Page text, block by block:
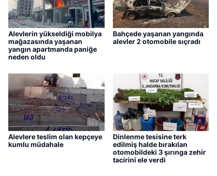
Alevlerin yükseldiği mobilya
mağazasında yaşanan
yangın apartmanda paniğe
neden oldu
Bahçede yaşanan yangında
alevler 2 otomobile sıçradı
Alevlere teslim olan kepçeye
kumlu müdahale
Dinlenme tesisine terk
edilmiş halde bırakılan
otomobildeki 3 şırınga zehir
tacirini ele verdi